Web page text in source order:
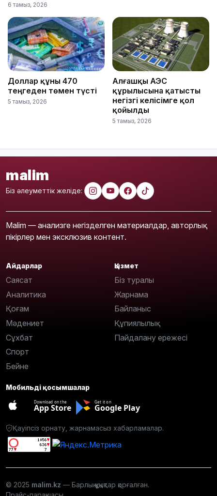
6 тамыз, 2026
Доллар құны 470
теңгеден төмен түсті
5 тамыз, 2026
Алғашқы АЭС
құрылысына қатысты
негізгі келісімге қол
қойылды
5 тамыз, 2026
malim
Біз әлеуметтік желіде:
Malim — анализге негізделген материалдар, авторлық
пікірлер мен эксклюзив контент.
Айдарлар
Саясат
Аналитика
Қоғам
Мәдениет
Сұхбат
Спорт
Бейне
Қызмет
Біз туралы
Жарнама
Байланыс
Құпиялылық
Пайдалану ережесі
Мобильді қосымшалар
Download on the
App Store
Get it on
Google Play
Қауіпсіз орнату, жарнамасыз хабарламалар.
© 2025 malim.kz — Барлық құқықтар қорғалған.